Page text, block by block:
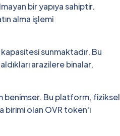
bir yapıya sahiptir.
alma işlemi
sunmaktadır. Bu
arazilere binalar,
benimser. Bu platform, fiziksel
birimi olan OVR token'ı